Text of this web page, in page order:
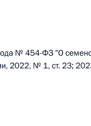
государственной
№ 454-ФЗ "О
2022, № 1, ст. 23;